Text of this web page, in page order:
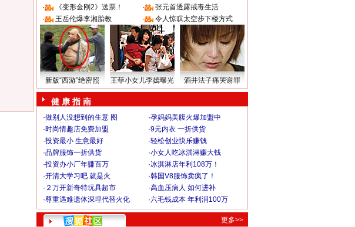
·
《变形金刚2》送票！ ·
张元首透露戒毒生活
·
王岳伦爆李湘胎教 · 令人惊叹太空步下楼方式
新版“西游”绝密照 王菲小女儿李嫣曝光 酒井法子痛哭谢罪
健 康 指 南
·做别人没想到的生意 图 ·孕妈妈美腹火爆加盟中
·时尚情趣店免费加盟 ·9元内衣 一折供货
·投资最小 生意最好 ·轻松创业快乐赚钱
·品牌服饰一折供货 ·小女人吃冰淇淋赚大钱
·投资办小厂年赚百万 ·冰淇淋店年利108万！
·开清大学习吧 就是火 ·韩国V8服饰卖疯了！
· ２万开新奇特玩具超市 ·高血压病人 如何进补
·尊重遇难遗体深埋代替火化 ·六毛钱成本 年利润100万
更多>>